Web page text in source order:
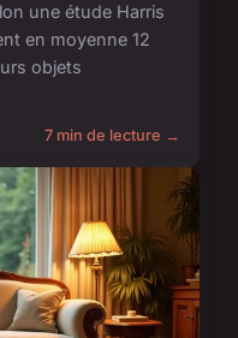
une étude Harris
en moyenne 12
objets
7 min de lecture →